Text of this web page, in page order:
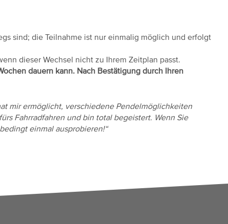
sind; die Teilnahme ist nur einmalig möglich und erfolgt
dieser Wechsel nicht zu Ihrem Zeitplan passt.
dauern kann. Nach Bestätigung durch Ihren
mir ermöglicht, verschiedene Pendelmöglichkeiten
Fahrradfahren und bin total begeistert. Wenn Sie
einmal ausprobieren!“